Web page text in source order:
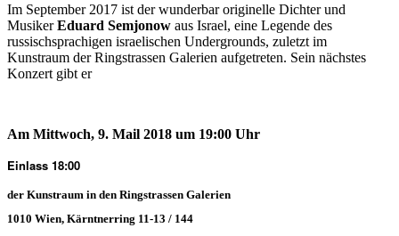
Im September 2017 ist der wunderbar originelle Dichter und
MusikerEduard Semjonow aus Israel, eine Legende des
russischsprachigen israelischen Undergrounds, zuletzt im
Kunstraum der Ringstrassen Galerien aufgetreten. Sein nächstes
Konzert gibt er
Am Mittwoch, 9. Mail 2018 um 19:00 Uhr
Einlass 18:00
der Kunstraum in den Ringstrassen Galerien
1010 Wien, Kärntnerring 11-13 / 144